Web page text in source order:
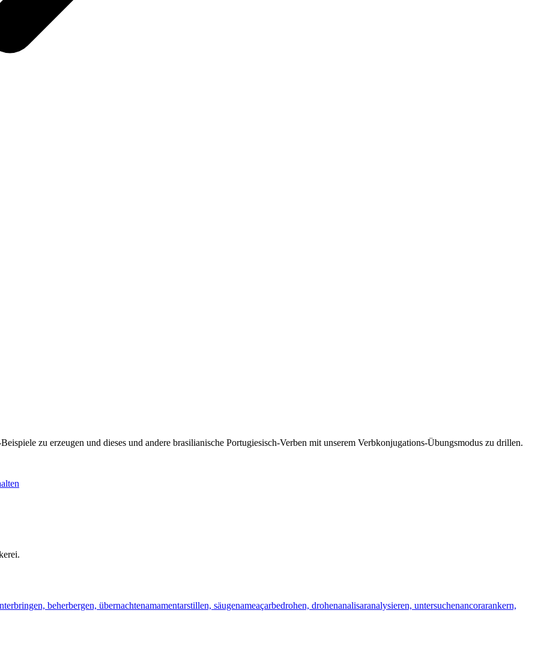
zu erzeugen und dieses und andere brasilianische Portugiesisch-Verben mit unserem Verbkonjugations-Übungsmodus zu drillen.
beherbergen, übernachtenamamentarstillen, säugenameaçarbedrohen, drohenanalisaranalysieren, untersuchenancorarankern,